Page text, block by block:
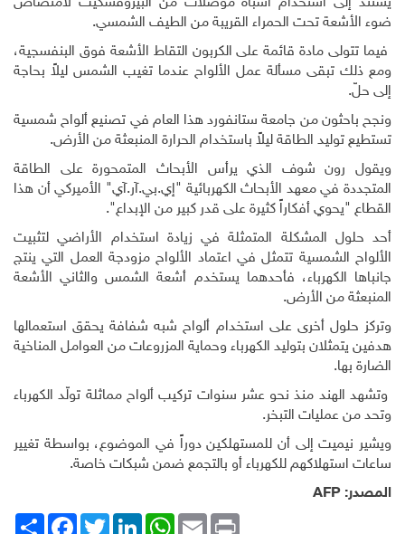
ضوء الأشعة تحت الحمراء القريبة من الطيف الشمسي.
فيما تتولى مادة قائمة على الكربون التقاط الأشعة فوق البنفسجية،
ومع ذلك تبقى مسألة عمل الألواح عندما تغيب الشمس ليلاً بحاجة
إلى حلّ.
ونجح باحثون من جامعة ستانفورد هذا العام في تصنيع ألواح شمسية
تستطيع توليد الطاقة ليلاً باستخدام الحرارة المنبعثة من الأرض.
ويقول رون شوف الذي يرأس الأبحاث المتمحورة على الطاقة
المتجددة في معهد الأبحاث الكهربائية "إي.بي.آر.آي" الأميركي أن هذا
القطاع "يحوي أفكاراً كثيرة على قدر كبير من الإبداع".
أحد حلول المشكلة المتمثلة في زيادة استخدام الأراضي لتثبيت
الألواح الشمسية تتمثل في اعتماد الألواح مزودجة العمل التي ينتج
جانباها الكهرباء، فأحدهما يستخدم أشعة الشمس والثاني الأشعة
المنبعثة من الأرض.
وتركز حلول أخرى على استخدام ألواح شبه شفافة يحقق استعمالها
هدفين يتمثلان بتوليد الكهرباء وحماية المزروعات من العوامل المناخية
الضارة بها.
وتشهد الهند منذ نحو عشر سنوات تركيب ألواح مماثلة تولّد الكهرباء
وتحد من عمليات التبخر.
ويشير نيميت إلى أن للمستهلكين دوراً في الموضوع، بواسطة تغيير
ساعات استهلاكهم للكهرباء أو بالتجمع ضمن شبكات خاصة.
المصدر: AFP
انشر
FacebookTwitterLinkedIn
WhatsAppEmail Print